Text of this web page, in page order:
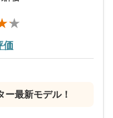
価
最新モデル！